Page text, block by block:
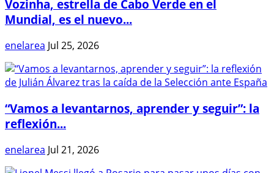
Vozinha, estrella de Cabo Verde en el
Mundial, es el nuevo...
enelarea Jul 25, 2026
“Vamos a levantarnos, aprender y seguir”: la
reflexión...
enelarea Jul 21, 2026